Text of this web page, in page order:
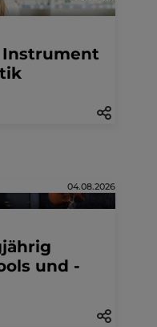
Instrument
04.08.2026
und -